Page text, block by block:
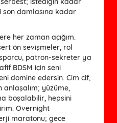
son damlasına kadar
her zaman açığım.
ön sevişmeler, rol
patron-sekreter ya
BDSM için seni
domine edersin. Cim cif,
yüzüme,
boşalabilir, hepsini
Overnight
maratonu; gece